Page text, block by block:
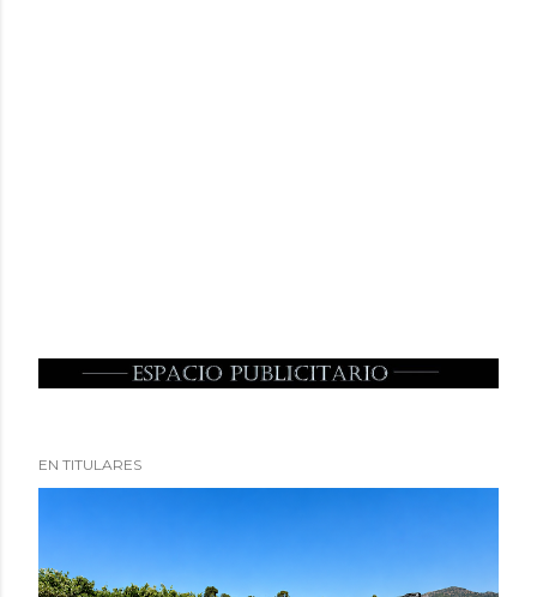
EN TITULARES